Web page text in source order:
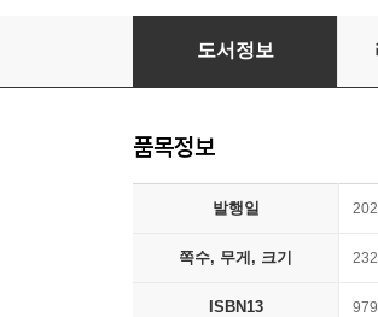
김유정 단편문학
도서정보
품목정보
발행일
쪽수, 무게, 크기
ISBN13